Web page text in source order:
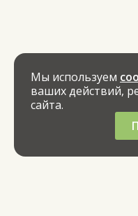
Мы используем
ваших действий,
сайта.